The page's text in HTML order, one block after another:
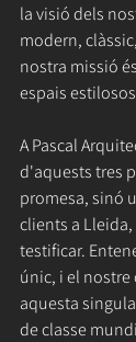
la visió dels
modern,
nostra missió
espais
A Pascal
d'aquests tres
promesa, sinó
clients a
testificar.
únic, i el
aquesta
de classe